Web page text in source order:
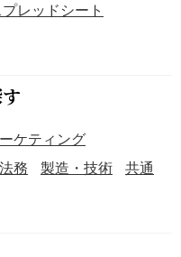
レッドシート
ケティング
法務 製造・技術
共通